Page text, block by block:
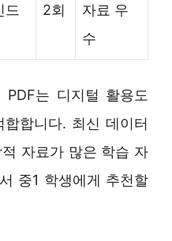
드
2회
자료 우
수
PDF는 디지털 활용도
합니다. 최신 데이터
자료가 많은 학습 자
중1 학생에게 추천할